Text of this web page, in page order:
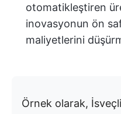
otomatikleştiren
inovasyonun ön
maliyetlerini
Örnek olarak,